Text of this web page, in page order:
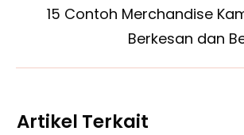
15 Contoh Merchandise
Berkesan dan
Artikel Terkait